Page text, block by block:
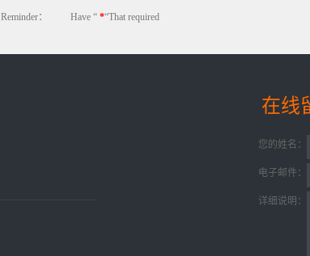
Reminder： Have “ *“That required
您的姓名：
电子邮件：
详细说明：
在线